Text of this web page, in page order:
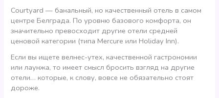
Courtyard — банальный, но качественный отель в самом
центре Белграда. По уровню базового комфорта, он
значительно превосходит другие отели средней
ценовой категории (типа Mercure или Holiday Inn).
Если вы ищете велнес-утех, качественной гастрономии
или лаунжа, то имеет смысл бросить взгляд на другие
отели… которые, к слову, вовсе не обязательно стоят
дороже.